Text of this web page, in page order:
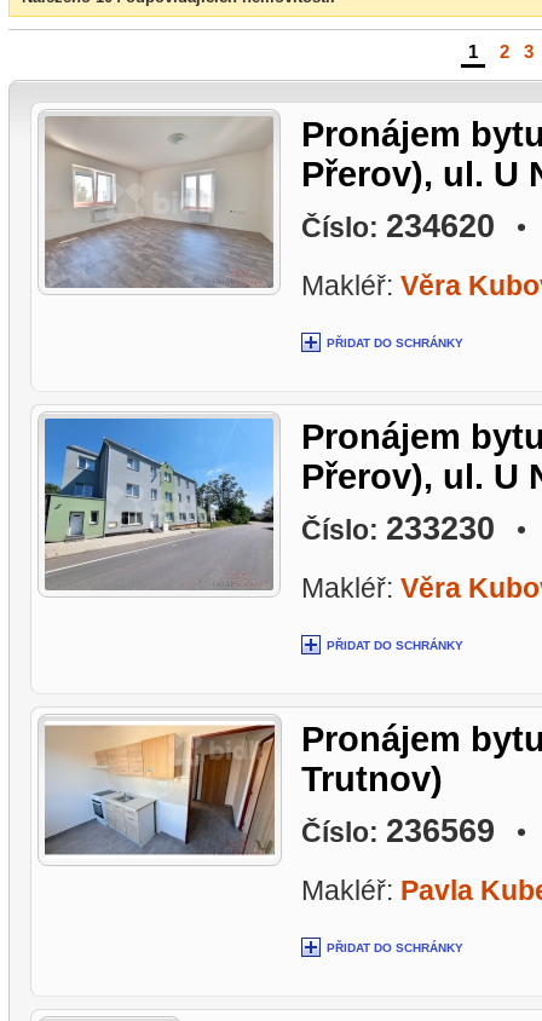
1 2 3
Pronájem
Přerov), ul. U
Číslo: 234620 •
Makléř: Věra
PŘIDAT DO SCHRÁNKY
Pronájem
Přerov), ul. U
Číslo: 233230 •
Makléř: Věra
PŘIDAT DO SCHRÁNKY
Pronájem
Trutnov)
Číslo: 236569 •
Makléř: Pavla
PŘIDAT DO SCHRÁNKY